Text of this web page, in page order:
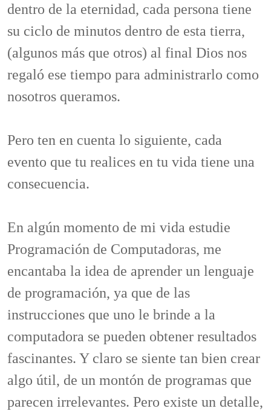
dentro de la eternidad, cada persona tiene
su ciclo de minutos dentro de esta tierra,
(algunos más que otros) al final Dios nos
regaló ese tiempo para administrarlo como
nosotros queramos.
Pero ten en cuenta lo siguiente, cada
evento que tu realices en tu vida tiene una
consecuencia.
En algún momento de mi vida estudie
Programación de Computadoras, me
encantaba la idea de aprender un lenguaje
de programación, ya que de las
instrucciones que uno le brinde a la
computadora se pueden obtener resultados
fascinantes. Y claro se siente tan bien crear
algo útil, de un montón de programas que
parecen irrelevantes. Pero existe un detalle,